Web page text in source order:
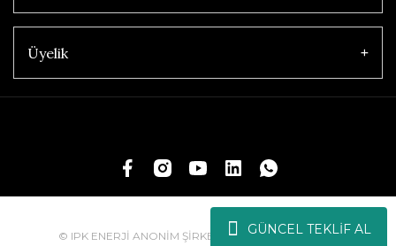
GÜNCEL TEKLİF AL
Üyelik
© IPK ENERJİ ANONİM ŞİRKETİ | Tüm Hakları Saklıdır.